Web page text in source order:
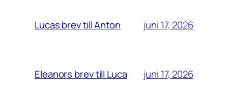
Lucas brev till Anton juni 17, 2026
Eleanors brev till Luca juni 17, 2026